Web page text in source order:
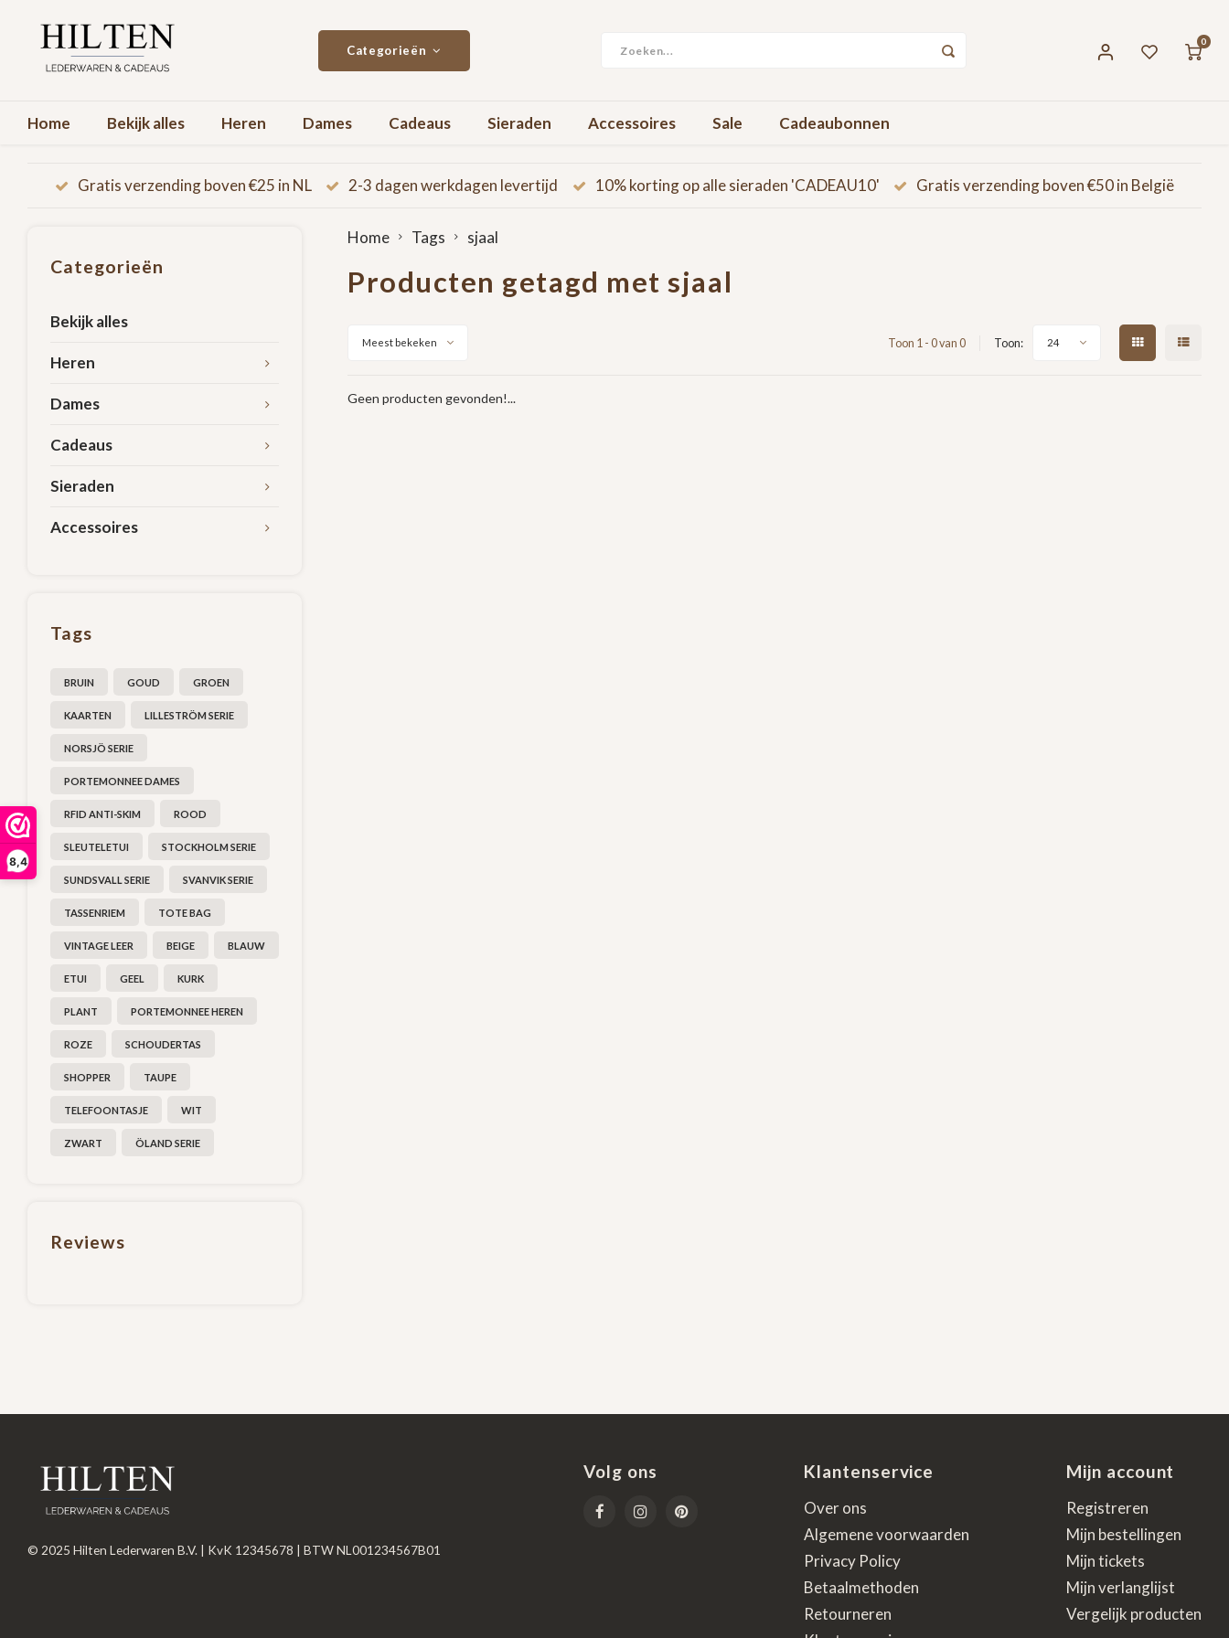
8,4
Categorieën
0
Home Bekijk alles Heren Dames Cadeaus Sieraden Accessoires Sale Cadeaubonnen
Gratis verzending boven €25 in NL 2-3 dagen werkdagen levertijd 10% korting op alle sieraden 'CADEAU10' Gratis verzending boven €50 in België
Categorieën
Bekijk alles
Heren
Dames
Cadeaus
Sieraden
Accessoires
Tags
BRUIN GOUD GROEN
KAARTEN LILLESTRÖM SERIE
NORSJÖ SERIE
PORTEMONNEE DAMES
RFID ANTI-SKIM ROOD
SLEUTELETUI STOCKHOLM SERIE
SUNDSVALL SERIE SVANVIK SERIE
TASSENRIEM TOTE BAG
VINTAGE LEER BEIGE BLAUW
ETUI GEEL KURK
PLANT PORTEMONNEE HEREN
ROZE SCHOUDERTAS
SHOPPER TAUPE
TELEFOONTASJE WIT
ZWART ÖLAND SERIE
Reviews
Home Tags sjaal
Producten getagd met sjaal
Meest bekeken Toon 1 - 0 van 0 Toon: 24
Geen producten gevonden!...
© 2025 Hilten Lederwaren B.V. | KvK 12345678 | BTW NL001234567B01
Volg ons Klantenservice
Over ons
Algemene voorwaarden
Privacy Policy
Betaalmethoden
Retourneren
Mijn account
Registreren
Mijn bestellingen
Mijn tickets
Mijn verlanglijst
Vergelijk producten